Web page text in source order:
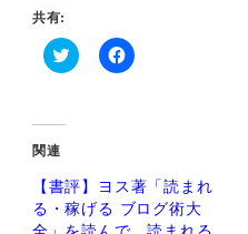
共有:
ク
し
て
T
i
t
F
で
共
有
関連
【書評】ヨス著「読まれ
る・稼げる ブログ術大